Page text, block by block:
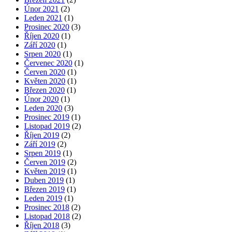
Únor 2021 (2)
Leden 2021 (1)
Prosinec 2020 (3)
Říjen 2020 (1)
Září 2020 (1)
Srpen 2020 (1)
Červenec 2020 (1)
Červen 2020 (1)
Květen 2020 (1)
Březen 2020 (1)
Únor 2020 (1)
Leden 2020 (3)
Prosinec 2019 (1)
Listopad 2019 (2)
Říjen 2019 (2)
Září 2019 (2)
Srpen 2019 (1)
Červen 2019 (2)
Květen 2019 (1)
Duben 2019 (1)
Březen 2019 (1)
Leden 2019 (1)
Prosinec 2018 (2)
Listopad 2018 (2)
Říjen 2018 (3)